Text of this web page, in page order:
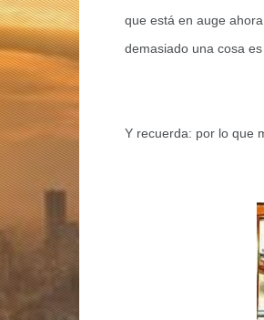
que está en auge
demasiado una cosa
Y recuerda: por lo que